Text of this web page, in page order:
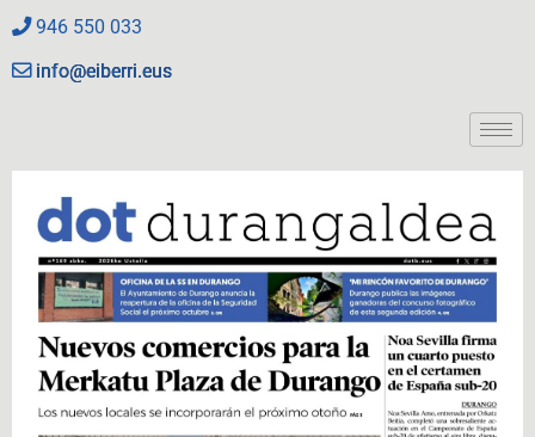
946 550 033
info@eiberri.eus